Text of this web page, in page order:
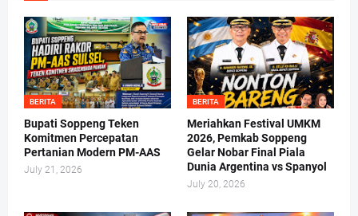
BERITA
Bupati Soppeng Teken
Komitmen Percepatan
Pertanian Modern PM-AAS
July 21, 2026
BERITA
Meriahkan Festival UMKM
2026, Pemkab Soppeng
Gelar Nobar Final Piala
Dunia Argentina vs Spanyol
July 20, 2026